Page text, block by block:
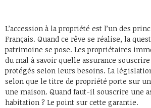
L’accession à la propriété est l’un des
Français. Quand ce rêve se réalise, la
patrimoine se pose. Les propriétaires
du mal à savoir quelle assurance
protégés selon leurs besoins. La
selon que le titre de propriété porte sur
une maison. Quand faut-il souscrire une
habitation ? Le point sur cette garantie.